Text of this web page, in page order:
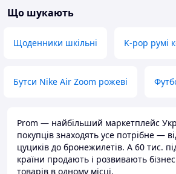
Що шукають
Щоденники шкільні K-pop румі
Бутси Nike Air Zoom рожеві
Prom — найбільший маркетплейс
покупців знаходять усе потрібне —
цуциків до бронежилетів. А 60 тис.
країни продають і розвивають
товарів в одному місці.